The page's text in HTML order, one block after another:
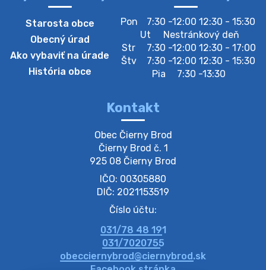
4. augusta 2026 10:05
Zberný dvor-Gyűjtőudvar
Oznamujeme obyvateľom, že v stredu 05. augusta
bude zberný dvor zatvorený. Értesítjük a lakosokat,
hogy szerdán augusztus 05-én a gyűjtőudvar zárva
lesz https://ciernybrod.sk?p=214…
Zber separovaného odpadu plastu-
Szeparált műanya…
Oznamujeme obyvateľom, že v stredu 05. augusta
prebehne zber separovaného odpadu plastu. Prosíme
obyvateľov, aby vrecia s odpadom vyložili pred dom už
večer vopred, nakoľko firma F…
4. augusta 2026 09:51
Oznámenie o plánovanom prerušení dodávky
elektri…
Oznamujeme Vám, že v určitých dňoch bude v
Starosta obce
Obecný úrad
Ako vybaviť na úrade
História obce
Pon
7:30 -12:00 12:30 - 15:30
Ut
Nestránkový deň
Str
7:30 -12:00 12:30 - 17:00
Štv
7:30 -12:00 12:30 - 15:30
Pia
7:30 -13:30
Kontakt
Obec Čierny Brod
Čierny Brod č. 1
925 08 Čierny Brod
IČO: 00305880
DIČ: 2021153519
Číslo účtu:
031/78 48 191
031/7020755
obecciernybrod@ciernybrod.sk